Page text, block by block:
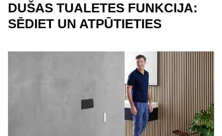
DUŠAS TUALETES FUNKCIJA:
SĒDIET UN ATPŪTIETIES